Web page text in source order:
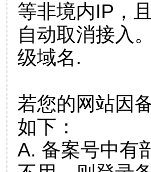
等非境内IP，
自动取消接入
级域名.
若您的网站因
如下：
A. 备案号中有